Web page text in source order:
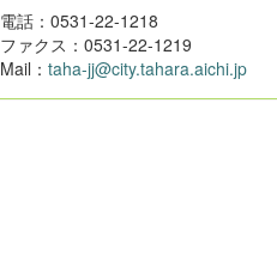
電話：0531-22-1218
ファクス：0531-22-1219
Mail： taha-jj@city.tahara.aichi.jp